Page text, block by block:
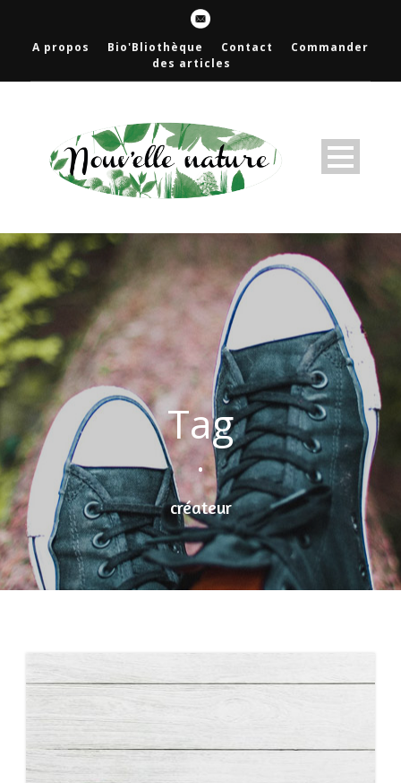
A propos Bio'Bliothèque Contact
Commander
des articles
Tag
•
créateur